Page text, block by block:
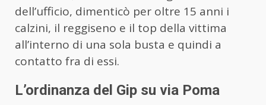
dell’ufficio, dimenticò per oltre 15 anni i
calzini, il reggiseno e il top della vittima
all’interno di una sola busta e quindi a
contatto fra di essi.
L’ordinanza del Gip su via Poma